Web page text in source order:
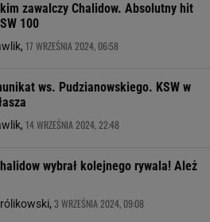
zawalczy Chalidow. Absolutny hit
100
17 WRZEŚNIA 2024, 06:58
ws. Pudzianowskiego. KSW w
14 WRZEŚNIA 2024, 22:48
wybrał kolejnego rywala! Ależ
3 WRZEŚNIA 2024, 09:08